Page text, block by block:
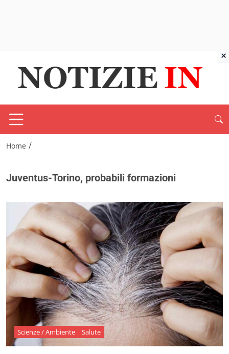
Home /
Juventus-Torino, probabili formazioni
Scienze / Ambiente Salute
×